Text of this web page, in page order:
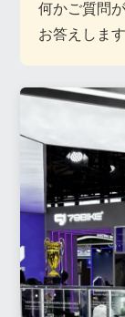
何かご質問
お答えします